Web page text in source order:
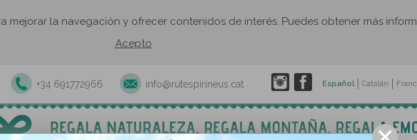
mejorar la navegación y ofrecer contenidos de interés. Puedes obtener más
Acepto
Español Catalán
+34 691772966 info@rutespirineus.cat